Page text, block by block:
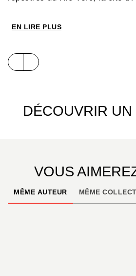
sélectionné pour vous de
tous.
EN LIRE PLUS
DÉCOUVRIR
VOUS
MÊME AUTEUR MÊME